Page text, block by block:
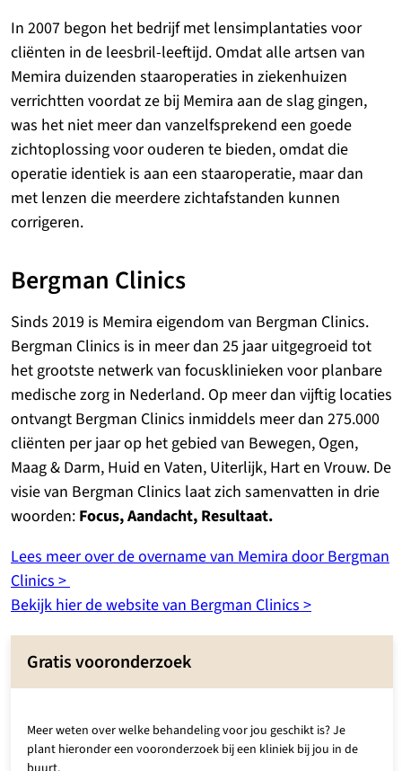
In 2007 begon het bedrijf met lensimplantaties voor
cliënten in de leesbril-leeftijd. Omdat alle artsen van
Memira duizenden staaroperaties in ziekenhuizen
verrichtten voordat ze bij Memira aan de slag gingen,
was het niet meer dan vanzelfsprekend een ​​goede
zichtoplossing voor ouderen te bieden, omdat die
operatie identiek is aan een staaroperatie, maar dan
met lenzen die meerdere zichtafstanden kunnen
corrigeren.
Bergman Clinics
Sinds 2019 is Memira eigendom van Bergman Clinics.
Bergman Clinics is in meer dan 25 jaar uitgegroeid tot
het grootste netwerk van focusklinieken voor planbare
medische zorg in Nederland. Op meer dan vijftig locaties
ontvangt Bergman Clinics inmiddels meer dan 275.000
cliënten per jaar op het gebied van Bewegen, Ogen,
Maag & Darm, Huid en Vaten, Uiterlijk, Hart en Vrouw. De
visie van Bergman Clinics laat zich samenvatten in drie
woorden: Focus, Aandacht, Resultaat.
Lees meer over de overname van Memira door Bergman
Clinics >
Bekijk hier de website van Bergman Clinics >
Gratis vooronderzoek
Meer weten over welke behandeling voor jou geschikt is? Je
plant hieronder een vooronderzoek bij een kliniek bij jou in de